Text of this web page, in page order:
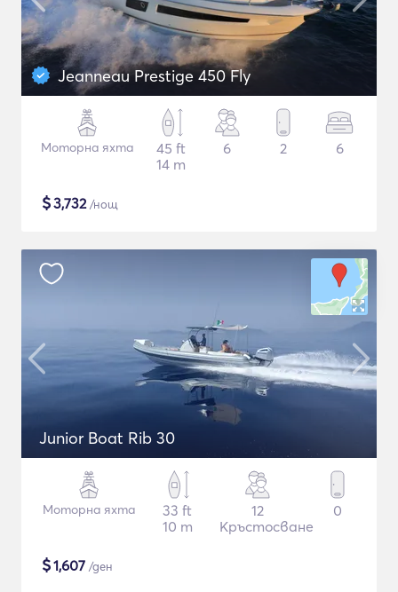
Jeanneau Prestige 450 Fly
Моторна яхта
45 ft
14 m
6 2 6
$3,732/нощ
Junior Boat Rib 30
Моторна яхта
33 ft
10 m
12
Кръстосване
0
$1,607 /ден